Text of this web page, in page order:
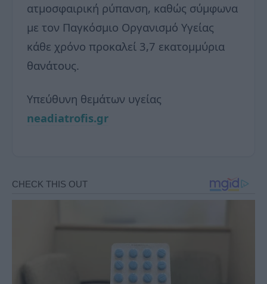
ατμοσφαιρική ρύπανση, καθώς σύμφωνα
με τον Παγκόσμιο Οργανισμό Υγείας
κάθε χρόνο προκαλεί 3,7 εκατομμύρια
θανάτους.
Υπεύθυνη θεμάτων υγείας
neadiatrofis.gr